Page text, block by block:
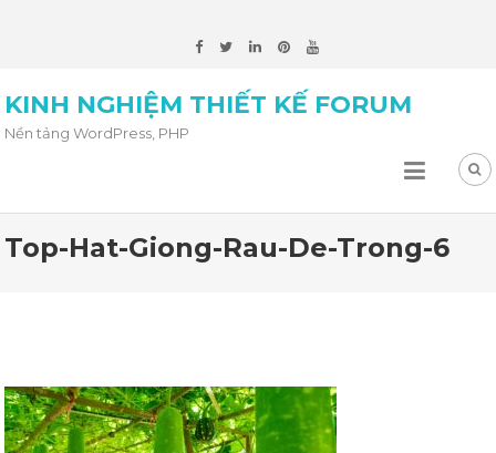
KINH NGHIỆM THIẾT KẾ FORUM
Nền tảng WordPress, PHP
Top-Hat-Giong-Rau-De-Trong-6